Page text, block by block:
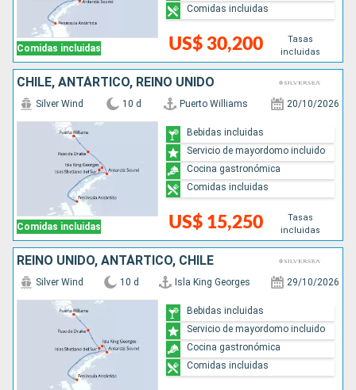
Comidas incluidas US$ 30,200
Tasas
incluidas
Comidas incluidas
CHILE, ANTÁRTICO, REINO UNIDO
Comidas incluidas
Silver Wind 10 d Puerto Williams 20/10/2026
US$ 15,250
Tasas
incluidas
Bebidas incluidas
Servicio de mayordomo incluido
Cocina gastronómica
Comidas incluidas
REINO UNIDO, ANTÁRTICO, CHILE
Silver Wind 10 d Isla King Georges 29/10/2026
Bebidas incluidas
Servicio de mayordomo incluido
Cocina gastronómica
Comidas incluidas